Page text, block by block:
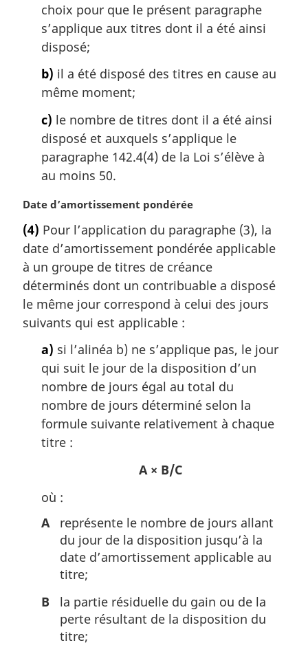
choix pour que le présent paragraphe
s’applique aux titres dont il a été ainsi
disposé;
b) il a été disposé des titres en cause au
même moment;
c) le nombre de titres dont il a été ainsi
disposé et auxquels s’applique le
paragraphe 142.4(4) de la Loi s’élève à
au moins 50.
N
t
e
m
a
g
i
Date d’amortissement pondérée
(4) Pour l’application du paragraphe (3), la
date d’amortissement pondérée applicable
à un groupe de titres de créance
déterminés dont un contribuable a disposé
le même jour correspond à celui des jours
suivants qui est applicable :
a) si l’alinéa b) ne s’applique pas, le jour
qui suit le jour de la disposition d’un
nombre de jours égal au total du
nombre de jours déterminé selon la
formule suivante relativement à chaque
titre :
A × B/C
où :
A
représente le nombre de jours allant
du jour de la disposition jusqu’à la
date d’amortissement applicable au
titre;
B
la partie résiduelle du gain ou de la
perte résultant de la disposition du
titre;